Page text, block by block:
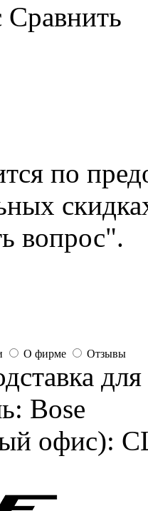
Сравнить
по
вопрос".
О фирме Отзывы
Bose
офис):